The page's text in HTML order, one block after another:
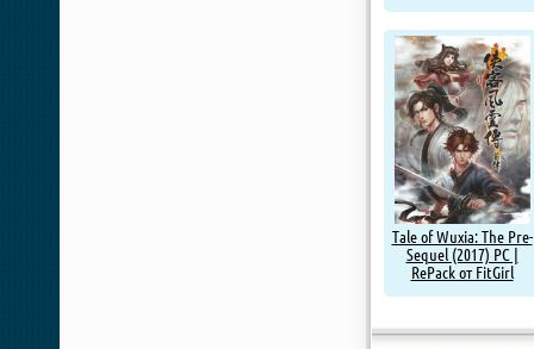
Tale of Wuxia: The Pre-
Sequel (2017) PC |
RePack от FitGirl